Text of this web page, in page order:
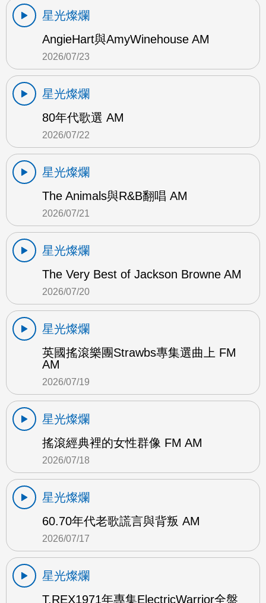
星光燦爛
AngieHart與AmyWinehouse AM
2026/07/23
星光燦爛
80年代歌選 AM
2026/07/22
星光燦爛
The Animals與R&B翻唱 AM
2026/07/21
星光燦爛
The Very Best of Jackson Browne AM
2026/07/20
星光燦爛
英國搖滾樂團Strawbs專集選曲上 FM
AM
2026/07/19
星光燦爛
搖滾經典裡的女性群像 FM AM
2026/07/18
星光燦爛
60.70年代老歌謊言與背叛 AM
2026/07/17
星光燦爛
T.REX1971年專集ElectricWarrior全盤